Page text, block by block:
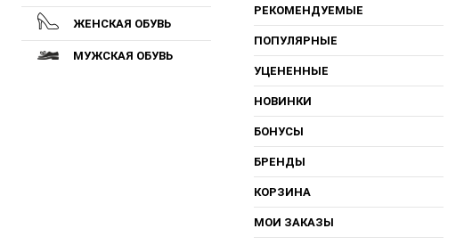
ЖЕНСКАЯ ОБУВЬ
МУЖСКАЯ ОБУВЬ
РЕКОМЕНДУЕМЫЕ
ПОПУЛЯРНЫЕ
УЦЕНЕННЫЕ
НОВИНКИ
БОНУСЫ
БРЕНДЫ
КОРЗИНА
МОИ ЗАКАЗЫ